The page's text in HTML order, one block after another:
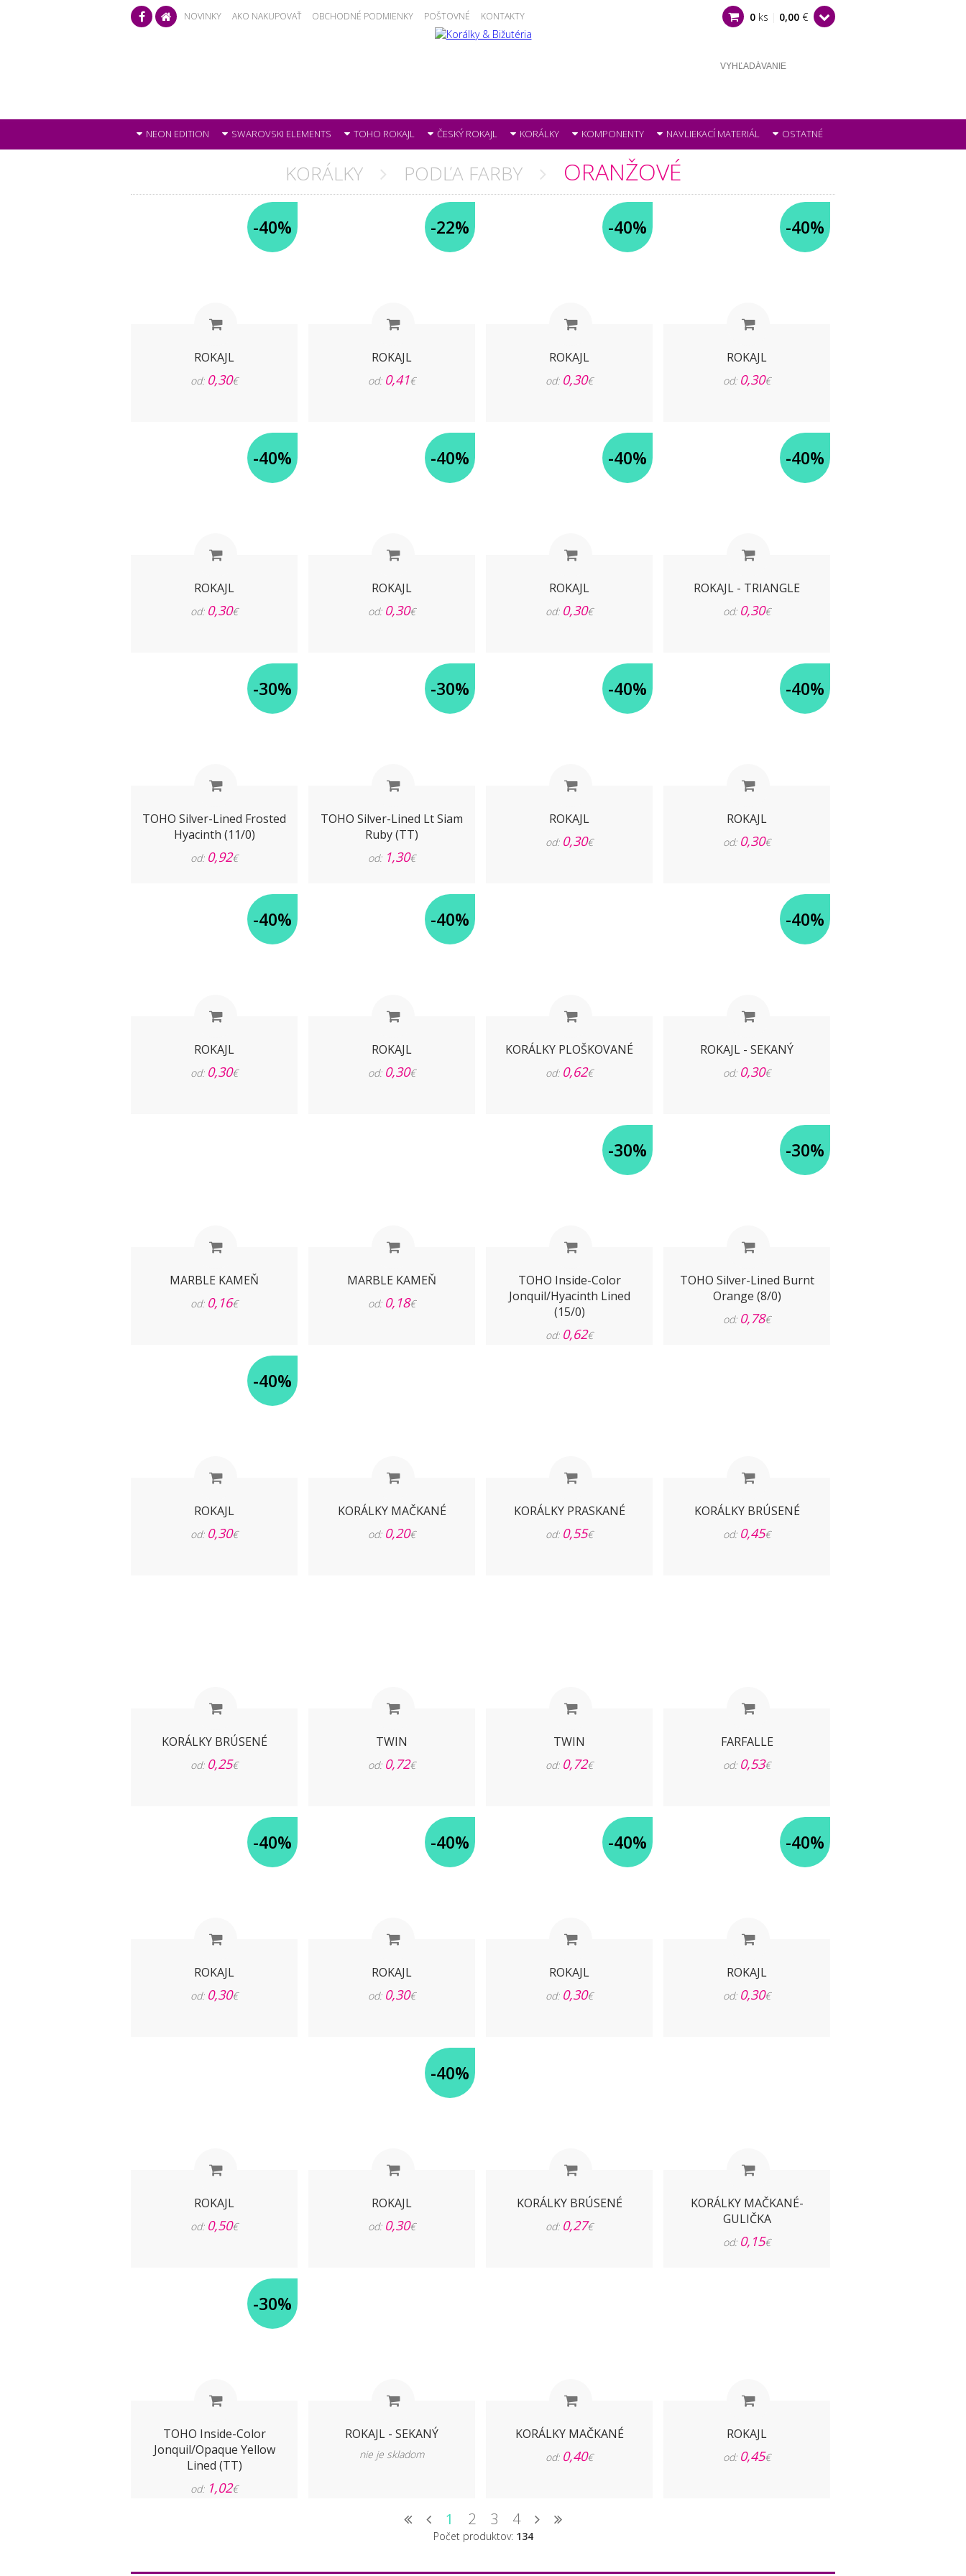
NOVINKY AKO NAKUPOVAŤ OBCHODNÉ PODMIENKY POŠTOVNÉ KONTAKTY 0 ks 0,00 €
NEON EDITION SWAROVSKI ELEMENTS TOHO ROKAJL ČESKÝ ROKAJL KORÁLKY KOMPONENTY NAVLIEKACÍ MATERIÁL OSTATNÉ
KORÁLKY PODĽA FARBY ORANŽOVÉ
-40%
ROKAJL
od: 0,30€
-22%
ROKAJL
od: 0,41€
-40%
ROKAJL
od: 0,30€
-40%
ROKAJL
od: 0,30€
-40%
ROKAJL
od: 0,30€
-40%
ROKAJL
od: 0,30€
-40%
ROKAJL
od: 0,30€
-40%
ROKAJL - TRIANGLE
od: 0,30€
-30%
TOHO Silver-Lined Frosted
Hyacinth (11/0)
od: 0,92€
-30%
TOHO Silver-Lined Lt Siam
Ruby (TT)
od: 1,30€
-40%
ROKAJL
od: 0,30€
-40%
ROKAJL
od: 0,30€
-40%
ROKAJL
od: 0,30€
-40%
ROKAJL
od: 0,30€
KORÁLKY PLOŠKOVANÉ
od: 0,62€
-40%
ROKAJL - SEKANÝ
od: 0,30€
MARBLE KAMEŇ
od: 0,16€
MARBLE KAMEŇ
od: 0,18€
-30%
TOHO Inside-Color
Jonquil/Hyacinth Lined
(15/0)
od: 0,62€
-30%
TOHO Silver-Lined Burnt
Orange (8/0)
od: 0,78€
-40%
ROKAJL
od: 0,30€
KORÁLKY MAČKANÉ
od: 0,20€
KORÁLKY PRASKANÉ
od: 0,55€
KORÁLKY BRÚSENÉ
od: 0,45€
KORÁLKY BRÚSENÉ
od: 0,25€
TWIN
od: 0,72€
TWIN
od: 0,72€
FARFALLE
od: 0,53€
-40%
ROKAJL
od: 0,30€
-40%
ROKAJL
od: 0,30€
-40%
ROKAJL
od: 0,30€
-40%
ROKAJL
od: 0,30€
ROKAJL
od: 0,50€
-40%
ROKAJL
od: 0,30€
KORÁLKY BRÚSENÉ
od: 0,27€
KORÁLKY MAČKANÉ-
GULIČKA
od: 0,15€
-30%
TOHO Inside-Color
Jonquil/Opaque Yellow
Lined (TT)
od: 1,02€
ROKAJL - SEKANÝ
nie je skladom
KORÁLKY MAČKANÉ
od: 0,40€
ROKAJL
od: 0,45€
1 2 3 4
Počet produktov: 134